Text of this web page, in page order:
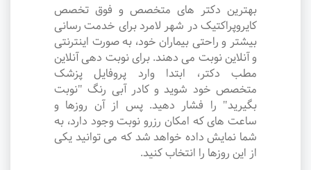
بهترین دکتر های متخصص و فوق تخصص
کایروپراکتیک در شهر لامرد برای خدمت رسانی
بیشتر و راحتی بیماران خود، به صورت اینترنتی
و آنلاین نوبت می دهند. برای نوبت دهی آنلاین
مطب دکتر، ابتدا وارد پروفایل پزشک
متخصص خود شوید و کادر آبی رنگ "نوبت
بگیرید" را فشار دهید. پس از آن روزها و
ساعت های که امکان رزرو نوبت وجود دارد، به
شما نمایش داده خواهد شد که می توانید یکی
از این روزها را انتخاب کنید.